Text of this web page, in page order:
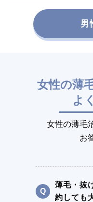
男
女性の薄
よ
女性の薄毛
お
薄毛・抜
約しても